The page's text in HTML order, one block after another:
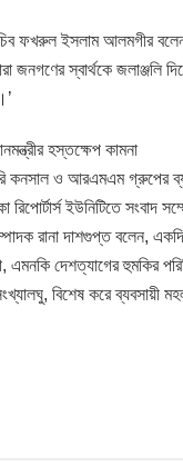
ফখরুল ইসলাম আলমগীর বলেন,
জনগণের স্বার্থকে জলাঞ্জলি
হস্তক্ষেপ কামনা
কনসাল ও আরএমএম গ্রুপের
ইউনিটিতে সংবাদ
রানা দাশগুপ্ত বলেন,
এমনকি দেশত্যাগের হুমকির
বিশেষ করে ব্যবসায়ী